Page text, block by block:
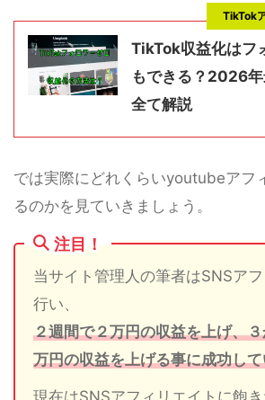
TikTok収益化はフ
もできる？2026
全て解説
TikTok
では実際にどれくらいyoutubeアフ
るのかを見ていきましょう。
注目！
当サイト管理人の筆者はSNSア
行い、
２週間で２万円の収益を上げ、
万円の収益を上げる事に成功し